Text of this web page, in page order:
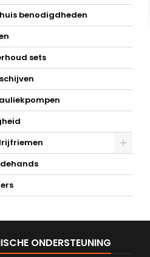
benodigdheden
sets
ONDERSTEUNING